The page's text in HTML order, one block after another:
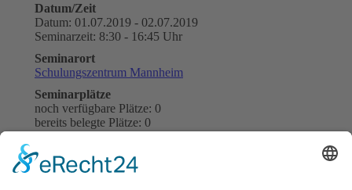
Datum/Zeit
Datum: 01.07.2019 - 02.07.2019
Seminarzeit: 8:30 - 16:45 Uhr
Seminarort
Schulungszentrum Mannheim
Seminarplätze
noch verfügbare Plätze: 0
bereits belegte Plätze: 0